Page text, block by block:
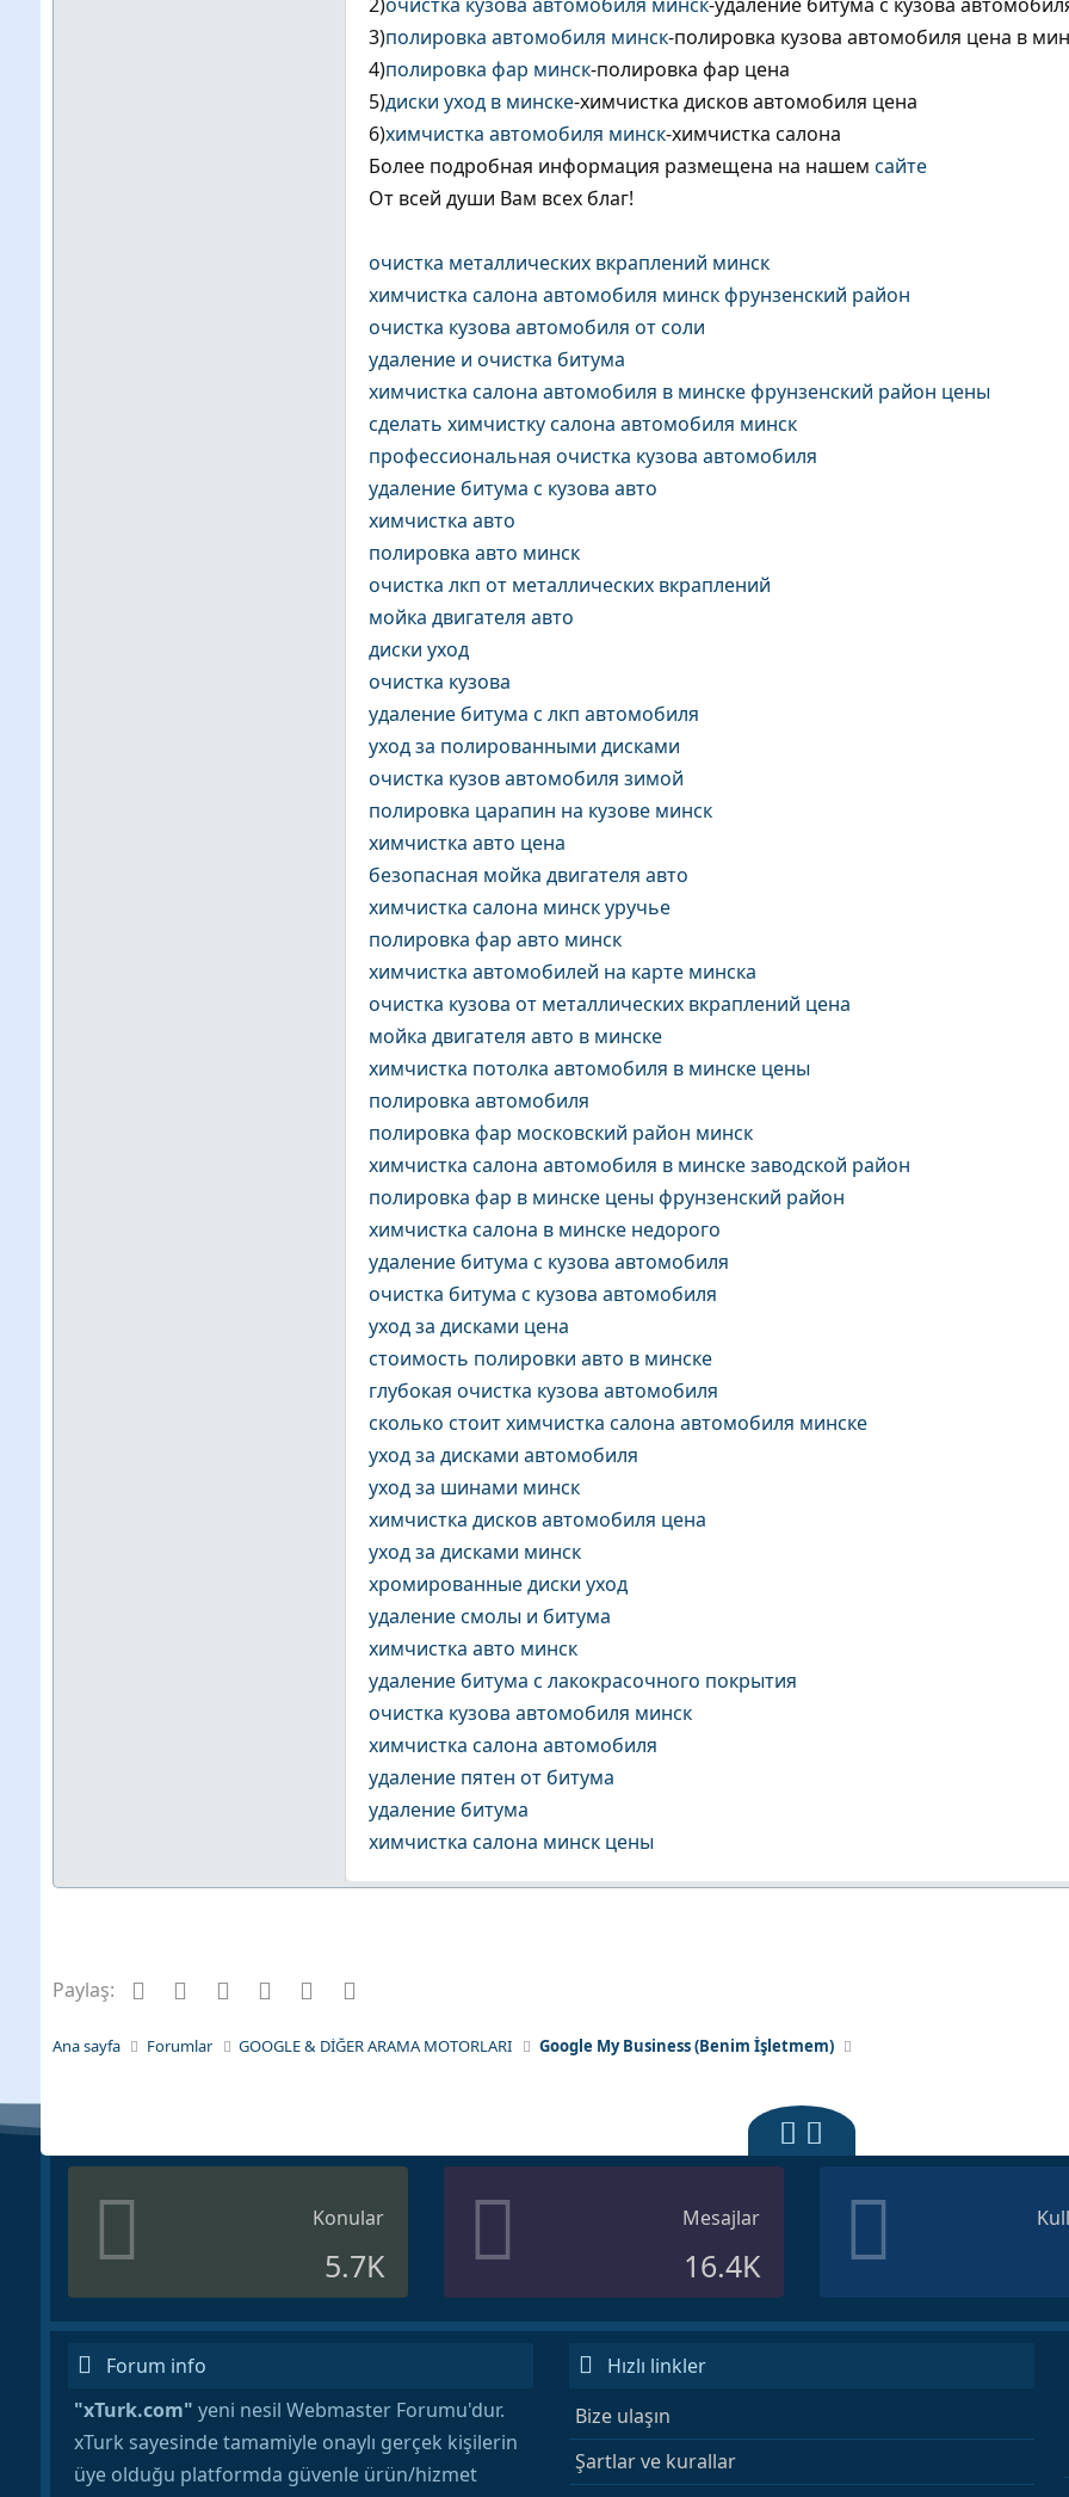
3)полировка автомобиля минск-полировка кузова автомобиля цена в
4)полировка фар минск-полировка фар цена
5)диски уход в минске-химчистка дисков автомобиля цена
6)химчистка автомобиля минск-химчистка салона
Более подробная информация размещена на нашем сайте
От всей души Вам всех благ!
очистка металлических вкраплений минск
химчистка салона автомобиля минск фрунзенский район
очистка кузова автомобиля от соли
удаление и очистка битума
химчистка салона автомобиля в минске фрунзенский район цены
сделать химчистку салона автомобиля минск
профессиональная очистка кузова автомобиля
удаление битума с кузова авто
химчистка авто
полировка авто минск
очистка лкп от металлических вкраплений
мойка двигателя авто
диски уход
очистка кузова
удаление битума с лкп автомобиля
уход за полированными дисками
очистка кузов автомобиля зимой
полировка царапин на кузове минск
химчистка авто цена
безопасная мойка двигателя авто
химчистка салона минск уручье
полировка фар авто минск
химчистка автомобилей на карте минска
очистка кузова от металлических вкраплений цена
мойка двигателя авто в минске
химчистка потолка автомобиля в минске цены
полировка автомобиля
полировка фар московский район минск
химчистка салона автомобиля в минске заводской район
полировка фар в минске цены фрунзенский район
химчистка салона в минске недорого
удаление битума с кузова автомобиля
очистка битума с кузова автомобиля
уход за дисками цена
стоимость полировки авто в минске
глубокая очистка кузова автомобиля
сколько стоит химчистка салона автомобиля минске
уход за дисками автомобиля
уход за шинами минск
химчистка дисков автомобиля цена
уход за дисками минск
хромированные диски уход
удаление смолы и битума
химчистка авто минск
удаление битума с лакокрасочного покрытия
очистка кузова автомобиля минск
химчистка салона автомобиля
удаление пятен от битума
удаление битума
химчистка салона минск цены
Paylaş: Facebook
TwitterPinterest
TumblrWhatsApp
Ana sayfa Forumlar GOOGLE & DİĞER ARAMA MOTORLARI Google My Business (Benim İşletmem)
Konular
5.7K
Mesajlar
16.4K
Forum info
"xTurk.com" yeni nesil Webmaster Forumu'dur.
xTurk sayesinde tamamiyle onaylı gerçek kişilerin
üye olduğu platformda güvenle ürün/hizmet
Hızlı linkler
Bize ulaşın
Şartlar ve kurallar